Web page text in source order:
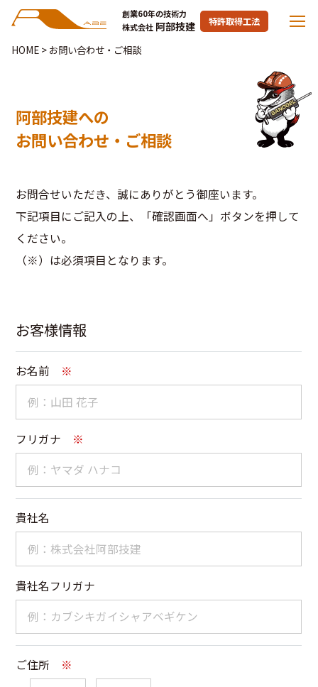
創業60年の技術力
株式会社 阿部技建 特許取得工法
HOME> お問い合わせ・ご相談
阿部技建への
お問い合わせ・ご相談
お問合せいただき、誠にありがとう御座います。
下記項目にご記入の上、「確認画面へ」ボタンを押して
ください。
（※）は必須項目となります。
お客様情報
お名前 ※
フリガナ ※
貴社名
貴社名フリガナ
ご住所 ※